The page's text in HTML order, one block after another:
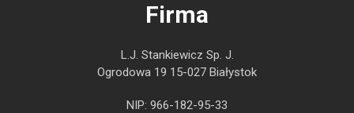
Firma
L.J. Stankiewicz Sp. J.
Ogrodowa 19 15-027 Białystok
NIP: 966-182-95-33